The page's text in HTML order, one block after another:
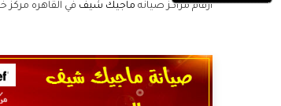
ارقام مراكز صيانه ماجيك شيف في القاهره